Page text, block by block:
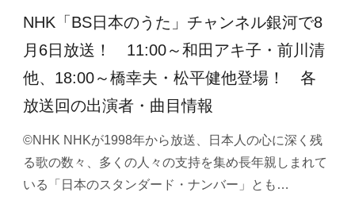
NHK「BS日本のうた」チャンネル銀河で8
月6日放送！ 11:00～和田アキ子・前川清
他、18:00～橋幸夫・松平健他登場！ 各
放送回の出演者・曲目情報
©NHK NHKが1998年から放送、日本人の心に深く残
る歌の数々、多くの人々の支持を集め長年親しまれて
いる「日本のスタンダード・ナンバー」とも…